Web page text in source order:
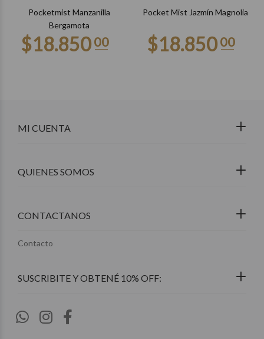
Pocketmist Manzanilla
Bergamota
Pocket Mist Jazmín Magnolia
MI CUENTA
QUIENES SOMOS
CONTACTANOS
Contacto